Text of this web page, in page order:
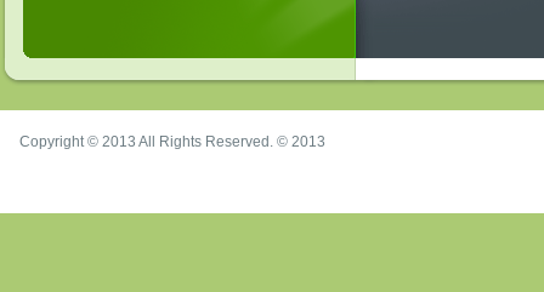
Copyright © 2013 All Rights Reserved. © 2013